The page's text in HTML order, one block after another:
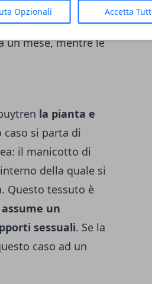
Opzionali Accetta
ripresenti è
la mano può
un mese, mentre le
la pianta e
si parta di
il manicotto di
della quale si
Questo tessuto è
un
sessuali. Se la
caso ad un